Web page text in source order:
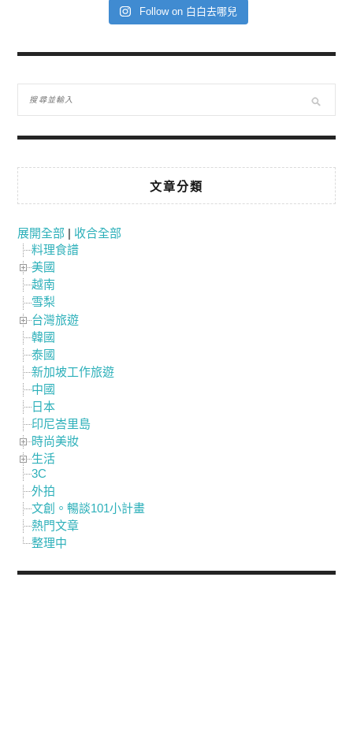
Follow on 白白去哪兒
文章分類
展開全部 | 收合全部
料理食譜
美國
越南
雪梨
台灣旅遊
韓國
泰國
新加坡工作旅遊
中國
日本
印尼峇里島
時尚美妝
生活
3C
外拍
文創。暢談101小計畫
熱門文章
整理中